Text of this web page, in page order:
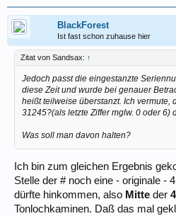
BlackForest
Ist fast schon zuhause hier
Zitat von Sandsax: ↑
Jedoch passt die eingestanzte
diese Zeit und wurde bei genauer
heißt teilweise überstanzt. Ich vermute,
31245?(als letzte Ziffer mglw. 0 oder 6)
Was soll man davon halten?
Ich bin zum gleichen Ergebnis
Stelle der # noch eine - originale -
dürfte hinkommen, also Mitte der
Tonlochkaminen. Daß das mal